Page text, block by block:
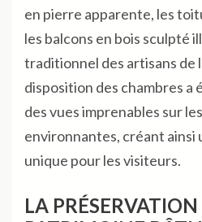
en pierre apparente, les
les balcons en bois sculpté
traditionnel des artisans de
disposition des chambres
des vues imprenables sur
environnantes, créant ainsi
unique pour les visiteurs.
LA